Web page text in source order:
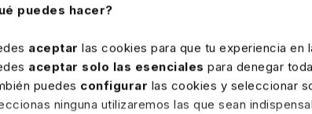
puedes hacer?
aceptar las cookies para que tu experiencia en
aceptar solo las esenciales para denegar
puedes configurar las cookies y seleccionar
ninguna utilizaremos las que sean
interesarte
29 JULIO 2025